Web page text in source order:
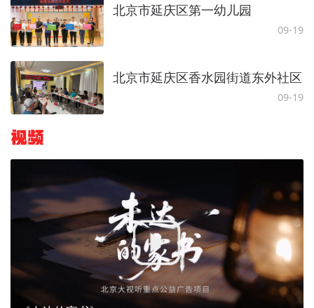
北京市延庆区第一幼儿园
09-19
北京市延庆区香水园街道东外社区
09-19
视频